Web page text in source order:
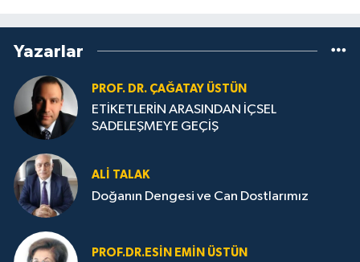
Yazarlar
PROF. DR. ÇAĞATAY ÜSTÜN
ETİKETLERİN ARASINDAN İÇSEL
SADELEŞMEYE GEÇİŞ
ALI TALAK
Doğanın Dengesi ve Can Dostlarımız
PROF.DR.ESIN EMIN ÜSTÜN